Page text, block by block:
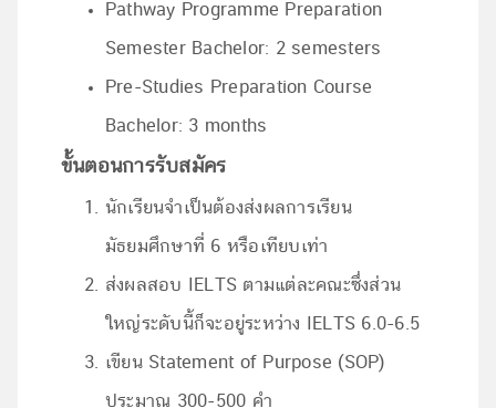
Pathway Programme Preparation
Semester Bachelor: 2 semesters
Pre-Studies Preparation Course
Bachelor: 3 months
ขั้นตอนการรับสมัคร
นักเรียนจำเป็นต้องส่งผลการเรียน
มัธยมศึกษาที่ 6 หรือเทียบเท่า
ส่งผลสอบ IELTS ตามแต่ละคณะซึ่งส่วน
ใหญ่ระดับนี้ก็จะอยู่ระหว่าง IELTS 6.0-6.5
เขียน Statement of Purpose (SOP)
ประมาณ 300-500 คำ